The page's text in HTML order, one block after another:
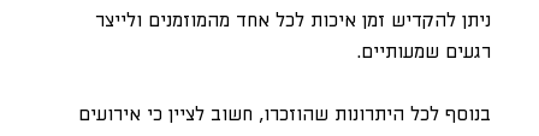
ניתן להקדיש זמן איכות לכל אחד מהמוזמנים ולייצר
רגעים שמעותיים.
בנוסף לכל היתרונות שהוזכרו, חשוב לציין כי אירועים